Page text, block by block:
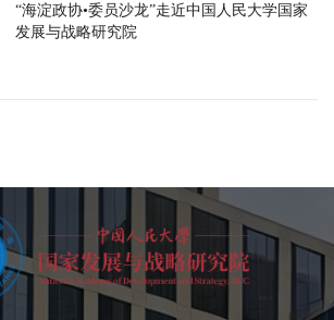
“海淀政协•委员沙龙”走近中国人民大学国家
发展与战略研究院